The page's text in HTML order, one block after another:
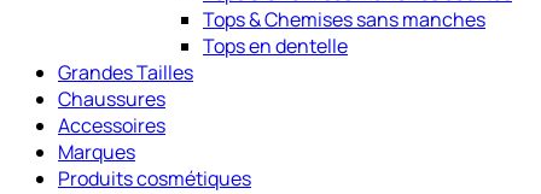
Tops & Chemises sans manches
Tops en dentelle
Grandes Tailles
Chaussures
Accessoires
Marques
Produits cosmétiques